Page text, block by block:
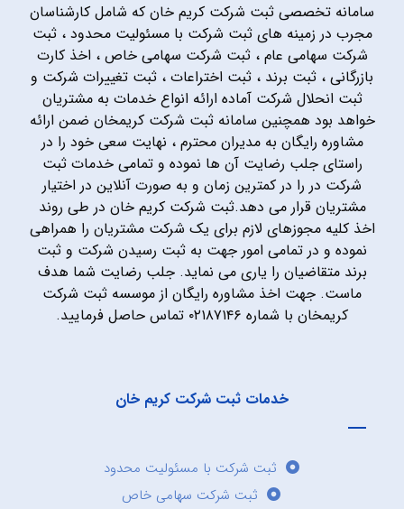
سامانه تخصصی ثبت شرکت کریم خان که شامل کارشناسان
مجرب در زمینه های ثبت شرکت با مسئولیت محدود ، ثبت
شرکت سهامی عام ، ثبت شرکت سهامی خاص ، اخذ کارت
بازرگانی ، ثبت برند ، ثبت اختراعات ، ثبت تغییرات شرکت و
ثبت انحلال شرکت آماده ارائه انواع خدمات به مشتریان
خواهد بود همچنین سامانه ثبت شرکت کریمخان ضمن ارائه
مشاوره رایگان به مدیران محترم ، نهایت سعی خود را در
راستای جلب رضایت آن ها نموده و تمامی خدمات ثبت
شرکت در را در کمترین زمان و به صورت آنلاین در اختیار
مشتریان قرار می دهد.ثبت شرکت کریم خان در طی روند
اخذ کلیه مجوزهای لازم برای یک شرکت مشتریان را همراهی
نموده و در تمامی امور جهت به ثبت رسیدن شرکت و ثبت
برند متقاضیان را یاری می نماید. جلب رضایت شما هدف
ماست. جهت اخذ مشاوره رایگان از موسسه ثبت شرکت
کریمخان با شماره ۰۲۱۸۷۱۴۶ تماس حاصل فرمایید.
خدمات ثبت شرکت کریم خان
ثبت شرکت با مسئولیت محدود
ثبت شرکت سهامی خاص